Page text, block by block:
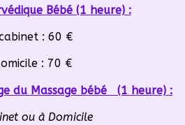
Bébé (1 heure) :
: 60 €
: 70 €
du Massage bébé (1 heure) :
ou à Domicile